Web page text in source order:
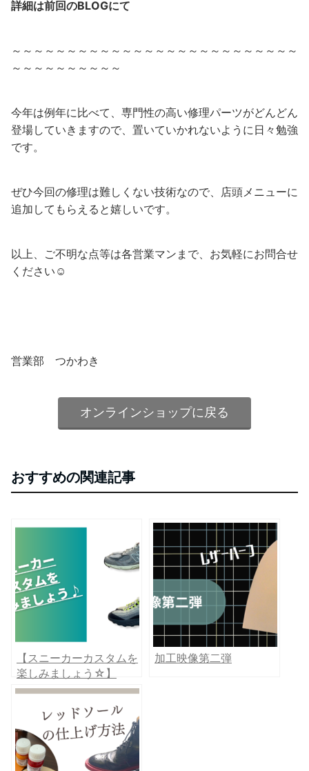
詳細は前回のBLOGにて
～～～～～～～～～～～～～～～～～～～～～～～～～～
～～～～～～～～～～
今年は例年に比べて、専門性の高い修理パーツがどんどん
登場していきますので、置いていかれないように日々勉強
です。
ぜひ今回の修理は難しくない技術なので、店頭メニューに
追加してもらえると嬉しいです。
以上、ご不明な点等は各営業マンまで、お気軽にお問合せ
ください☺
営業部 つかわき
オンラインショップに戻る
おすすめの関連記事
【スニーカーカスタムを
楽しみましょう☆】
加工映像第二弾